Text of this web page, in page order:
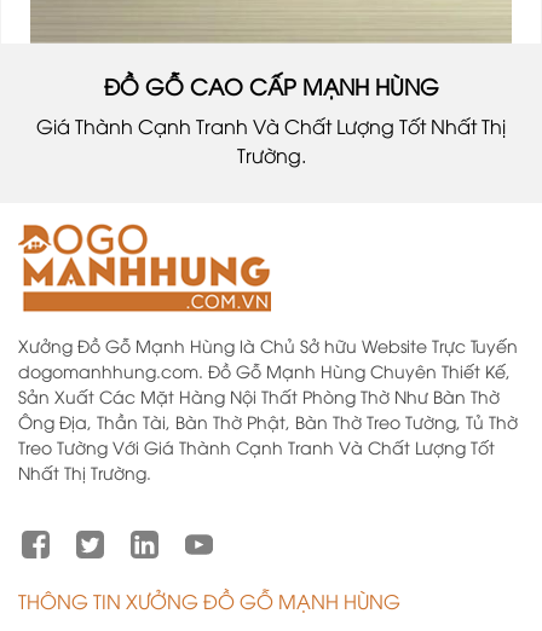
ĐỒ GỖ CAO CẤP MẠNH HÙNG
Giá Thành Cạnh Tranh Và Chất Lượng Tốt Nhất Thị
Trường.
Xưởng Đồ Gỗ Mạnh Hùng là Chủ Sở hữu Website Trực Tuyến
dogomanhhung.com. Đồ Gỗ Mạnh Hùng Chuyên Thiết Kế,
Sản Xuất Các Mặt Hàng Nội Thất Phòng Thờ Như Bàn Thờ
Ông Địa, Thần Tài, Bàn Thờ Phật, Bàn Thờ Treo Tường, Tủ Thờ
Treo Tường Với Giá Thành Cạnh Tranh Và Chất Lượng Tốt
Nhất Thị Trường.
THÔNG TIN XƯỞNG ĐỒ GỖ MẠNH HÙNG